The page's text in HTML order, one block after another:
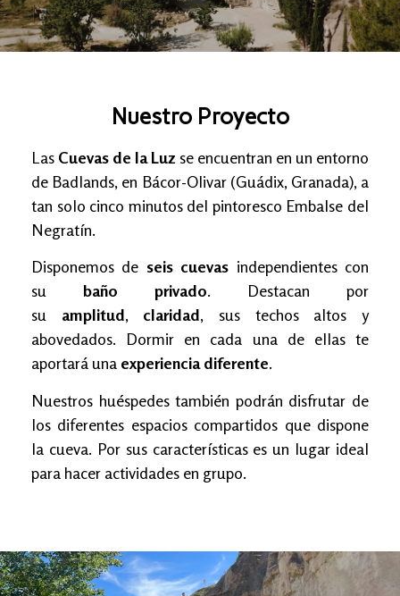
Nuestro Proyecto
Las Cuevas de la Luz se encuentran en un entorno
de Badlands, en Bácor-Olivar (Guádix, Granada), a
tan solo cinco minutos del pintoresco Embalse del
Negratín.
Disponemos de seis cuevas independientes con
su baño privado. Destacan por
su amplitud, claridad, sus techos altos y
abovedados. Dormir en cada una de ellas te
aportará una experiencia diferente.
Nuestros huéspedes también podrán disfrutar de
los diferentes espacios compartidos que dispone
la cueva. Por sus características es un lugar ideal
para hacer actividades en grupo.